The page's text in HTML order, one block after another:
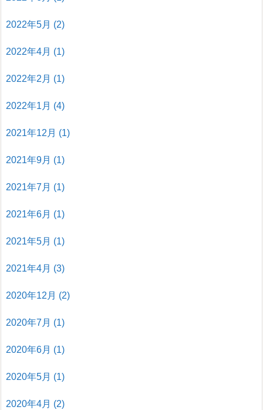
2022年5月 (2)
2022年4月 (1)
2022年2月 (1)
2022年1月 (4)
2021年12月 (1)
2021年9月 (1)
2021年7月 (1)
2021年6月 (1)
2021年5月 (1)
2021年4月 (3)
2020年12月 (2)
2020年7月 (1)
2020年6月 (1)
2020年5月 (1)
2020年4月 (2)